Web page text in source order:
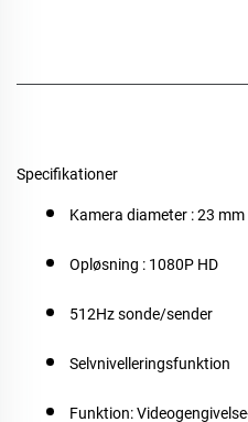
Specifikationer
Kamera diameter : 23
Opløsning : 1080P HD
512Hz sonde/sender
Selvnivelleringsfunktion
Funktion: